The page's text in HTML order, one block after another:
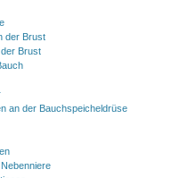
der Brust
Brust
an der Bauchspeicheldrüse